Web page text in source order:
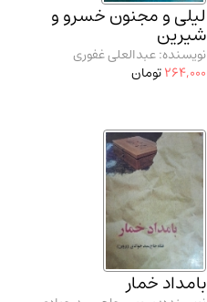
لیلی و مجنون خسرو و
شیرین
نویسنده: عبدالعلی غفوری
264,000تومان
بامداد خمار